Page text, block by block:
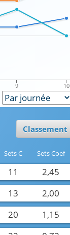
9 10
Classement
Sets C Sets Coef
11 2,45
13 2,00
20 1,15